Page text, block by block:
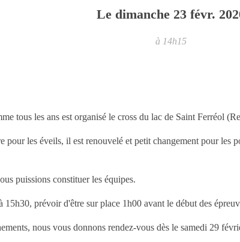
Le dimanche 23 févr.
à 14h15
tous les ans est organisé le cross du lac de Saint Ferréol
pour les éveils, il est renouvelé et petit changement pour les
puissions constituer les équipes.
prévoir d'être sur place 1h00 avant le début des
nous vous donnons rendez-vous dès le samedi 29